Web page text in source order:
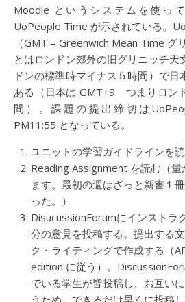
Moodle というシステムを使っ
UoPeople Time が示されている。
（GMT = Greenwich Mean Time グ
とはロンドン郊外の旧グリニッチ天
ドンの標準時マイナス５時間）で
ある（日本は GMT+9 つまりロン
間）。課題の提出締切は
PM11:55 となっている。
ユニットの学習ガイドラインを読
Reading Assignment を読む（量
ます。最初の週はざっと新書１
った。）
DisucussionForumにインストラ
分の意見を投稿する。提出する
ク・ライティングで作成する（
edition に従う）。
でいる学生が皆投稿し、お互い
うため、できるだけ早くに投稿